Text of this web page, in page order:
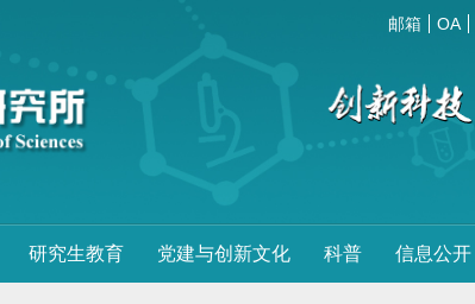
邮箱 OA
研究生教育 党建与创新文化 科普 信息公开